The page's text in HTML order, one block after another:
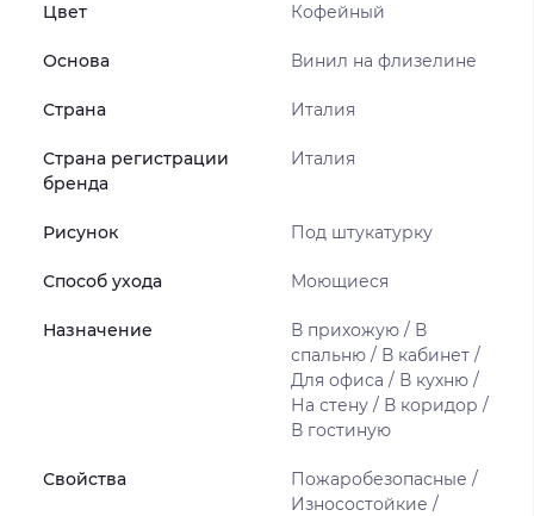
Цвет Кофейный
Основа Винил на флизелине
Страна Италия
Страна регистрации
бренда
Италия
Рисунок Под штукатурку
Способ ухода Моющиеся
Назначение
В прихожую / В
спальню / В кабинет /
Для офиса / В кухню /
На стену / В коридор /
В гостиную
Свойства
Пожаробезопасные /
Износостойкие /